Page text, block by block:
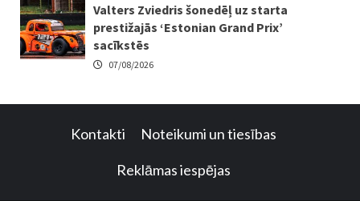
Valters Zviedris šonedēļ uz starta
prestižajās ‘Estonian Grand Prix’
sacīkstēs
07/08/2026
Kontakti Noteikumi un tiesības
Reklāmas iespējas